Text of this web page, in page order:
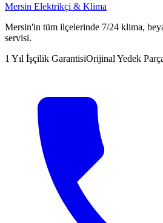
Mersin Elektrikçi & Klima
Mersin'in tüm ilçelerinde 7/24 klima,
servisi.
1 Yıl İşçilik GarantisiOrijinal Yedek